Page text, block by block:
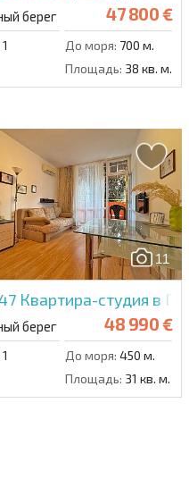
берег 47 800 €
1 До моря: 700 м.
Площадь: 38 кв. м.
11
Квартира-студия в
берег 48 990 €
1 До моря: 450 м.
Площадь: 31 кв. м.